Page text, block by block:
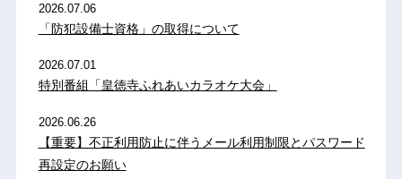
2026.07.06
「防犯設備士資格」の取得について
2026.07.01
特別番組「皇徳寺ふれあいカラオケ大会」
2026.06.26
【重要】不正利用防止に伴うメール利用制限とパスワード
再設定のお願い